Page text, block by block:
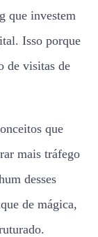
que investem
Isso porque
de visitas de
que
mais tráfego
desses
de mágica,